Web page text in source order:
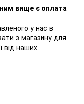
вище є оплата
у нас в
з магазину для
від наших